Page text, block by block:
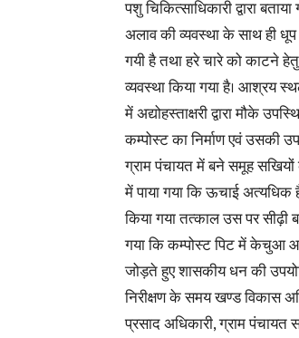
पशु चिकित्साधिकारी द्वारा
अलाव की व्यवस्था के साथ ही
गयी है तथा हरे चारे को काटने
व्यवस्था किया गया है। आश्रय
में अद्योहस्ताक्षरी द्वारा मौके
कम्पोस्ट का निर्माण एवं उसकी
ग्राम पंचायत में बने समूह
में पाया गया कि ऊचाई
किया गया तत्काल उस पर सीढ़ी
गया कि कम्पोस्ट पिट में केचुआ
जोड़ते हुए शासकीय धन की
निरीक्षण के समय खण्ड विकास
प्रसाद अधिकारी, ग्राम पंचायत